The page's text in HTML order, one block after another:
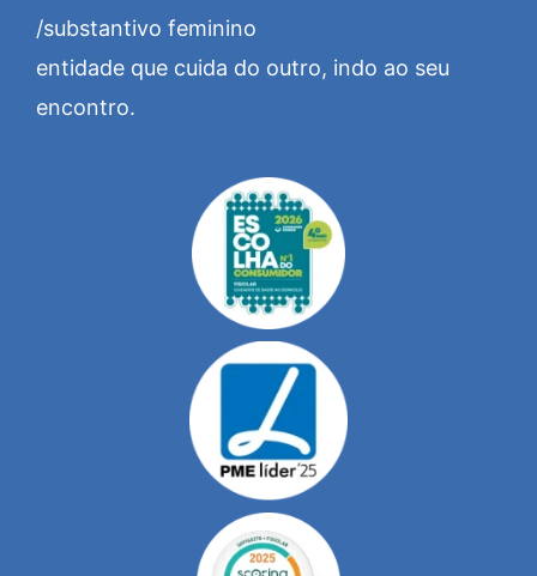
/substantivo feminino
entidade que cuida do outro, indo ao seu
encontro.